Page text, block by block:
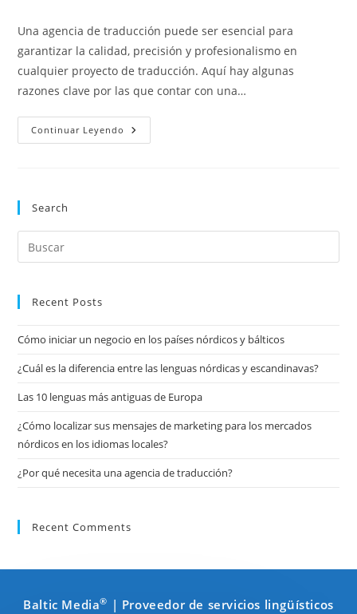
la
entrada:
Una agencia de traducción puede ser esencial para
garantizar la calidad, precisión y profesionalismo en
cualquier proyecto de traducción. Aquí hay algunas
razones clave por las que contar con una…
Continuar Leyendo ¿Por
Qué
Search
Recent Posts
Cómo iniciar un negocio en los países nórdicos y bálticos
¿Cuál es la diferencia entre las lenguas nórdicas y escandinavas?
Las 10 lenguas más antiguas de Europa
¿Cómo localizar sus mensajes de marketing para los mercados
nórdicos en los idiomas locales?
¿Por qué necesita una agencia de traducción?
Recent Comments
Baltic Media® | Proveedor de servicios lingüísticos